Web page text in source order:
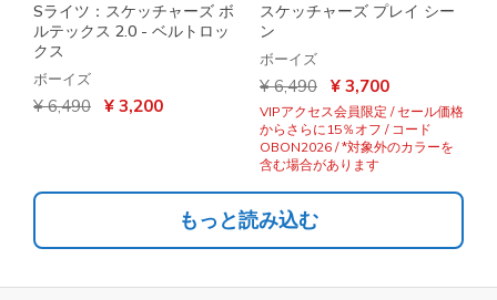
Sライツ：スケッチャーズ ボ
ルテックス 2.0 - ベルトロッ
クス
ボーイズ
からの値引き
¥ 6,490 から
¥ 3,200
スケッチャーズ プレイ シー
ン
ボーイズ
からの値引き
¥ 6,490 から
¥ 3,700
VIPアクセス会員限定 / セール価格
からさらに15％オフ / コード
OBON2026 / *対象外のカラーを
含む場合があります
もっと読み込む